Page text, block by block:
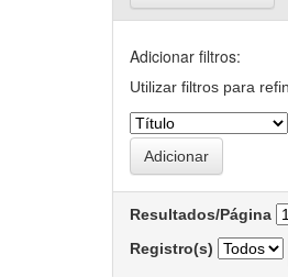
Adicionar filtros:
Utilizar filtros para
Resultados/Página
Registro(s)